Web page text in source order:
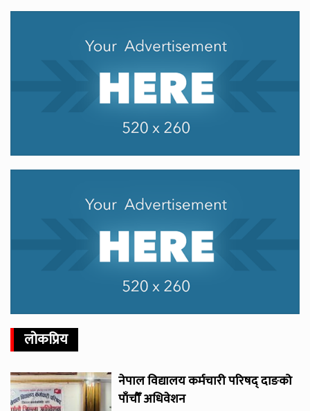
लोकप्रिय
नेपाल विद्यालय कर्मचारी परिषद् दाङको
पाँचौँ अधिवेशन